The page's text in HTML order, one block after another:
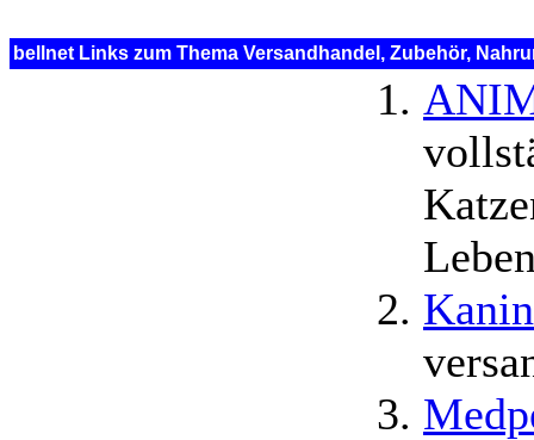
bellnet Links zum Thema Versandhandel, Zubehör,